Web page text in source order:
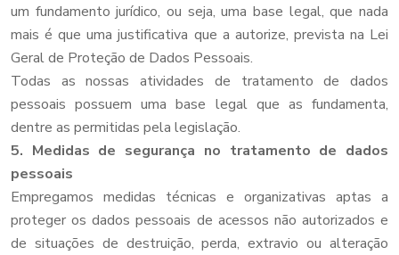
um fundamento jurídico, ou seja, uma base legal, que nada
mais é que uma justificativa que a autorize, prevista na Lei
Geral de Proteção de Dados Pessoais.
Todas as nossas atividades de tratamento de dados
pessoais possuem uma base legal que as fundamenta,
dentre as permitidas pela legislação.
5. Medidas de segurança no tratamento de dados
pessoais
Empregamos medidas técnicas e organizativas aptas a
proteger os dados pessoais de acessos não autorizados e
de situações de destruição, perda, extravio ou alteração